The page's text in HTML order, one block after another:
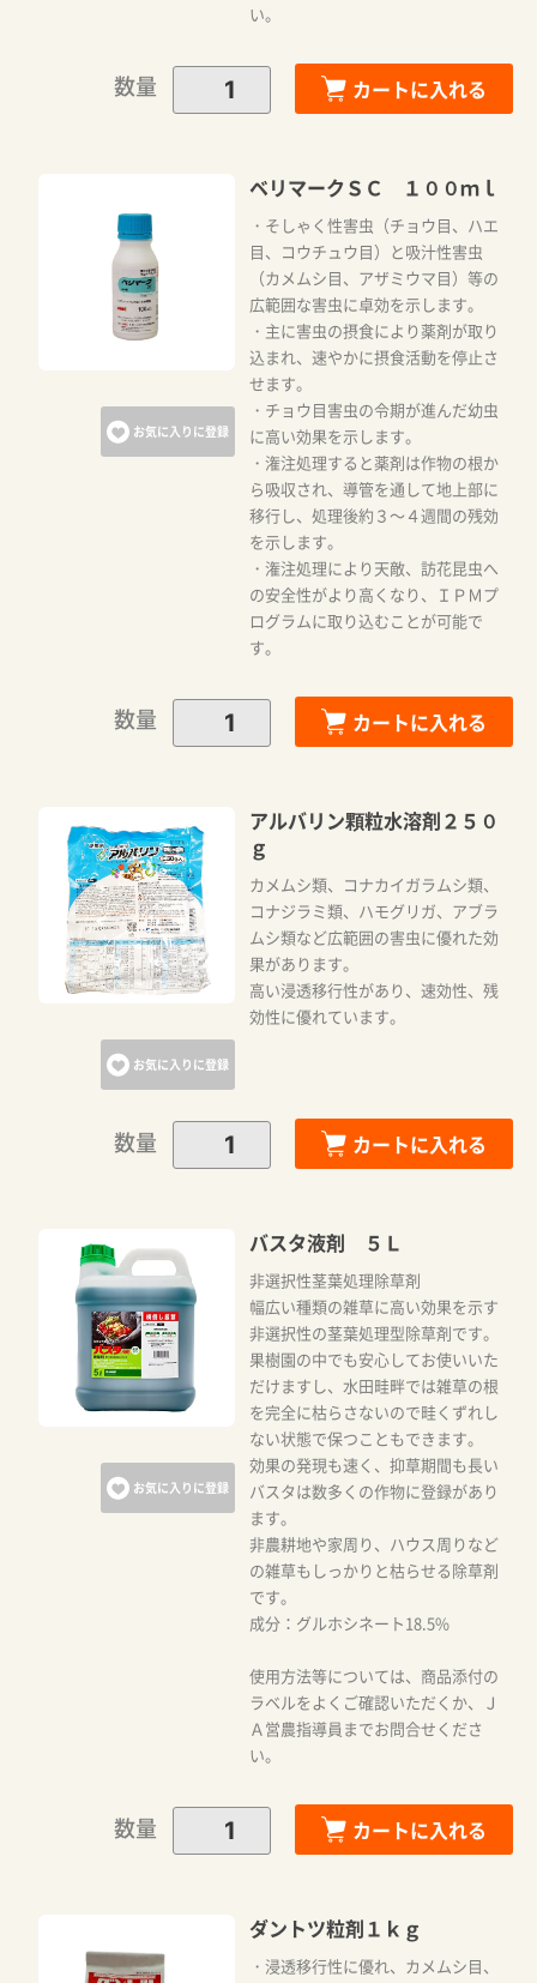
い。
数量 カートに入れる
お気に入りに登録
ベリマークＳＣ １００ｍｌ
・そしゃく性害虫（チョウ目、ハエ
目、コウチュウ目）と吸汁性害虫
（カメムシ目、アザミウマ目）等の
広範囲な害虫に卓効を示します。
・主に害虫の摂食により薬剤が取り
込まれ、速やかに摂食活動を停止さ
せます。
・チョウ目害虫の令期が進んだ幼虫
に高い効果を示します。
・潅注処理すると薬剤は作物の根か
ら吸収され、導管を通して地上部に
移行し、処理後約３～４週間の残効
を示します。
・潅注処理により天敵、訪花昆虫へ
の安全性がより高くなり、ＩＰＭプ
ログラムに取り込むことが可能で
す。
数量 カートに入れる
お気に入りに登録
アルバリン顆粒水溶剤２５０
ｇ
カメムシ類、コナカイガラムシ類、
コナジラミ類、ハモグリガ、アブラ
ムシ類など広範囲の害虫に優れた効
果があります。
高い浸透移行性があり、速効性、残
効性に優れています。
数量 カートに入れる
お気に入りに登録
バスタ液剤 ５Ｌ
非選択性茎葉処理除草剤
幅広い種類の雑草に高い効果を示す
非選択性の茎葉処理型除草剤です。
果樹園の中でも安心してお使いいた
だけますし、水田畦畔では雑草の根
を完全に枯らさないので畦くずれし
ない状態で保つこともできます。
効果の発現も速く、抑草期間も長い
バスタは数多くの作物に登録があり
ます。
非農耕地や家周り、ハウス周りなど
の雑草もしっかりと枯らせる除草剤
です。
成分：グルホシネート18.5%
使用方法等については、商品添付の
ラベルをよくご確認いただくか、Ｊ
Ａ営農指導員までお問合せくださ
い。
数量 カートに入れる
ダントツ粒剤１ｋｇ
・浸透移行性に優れ、カメムシ目、